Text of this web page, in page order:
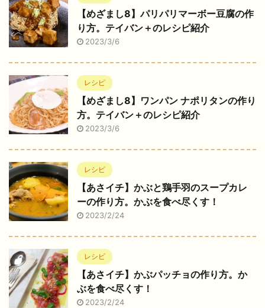
【めざまし8】パリパリマーボー豆腐の作
り方。テイバン＋のレシピ紹介
2023/3/6
レシピ
【めざまし8】ワンパン ナポリタンの作り
方。テイバン＋のレシピ紹介
2023/3/6
レシピ
【あさイチ】かぶと鶏手羽のスープカレ
ーの作り方。かぶを食べ尽くす！
2023/2/24
レシピ
【あさイチ】かぶパッチョの作り方。か
ぶを食べ尽くす！
2023/2/24